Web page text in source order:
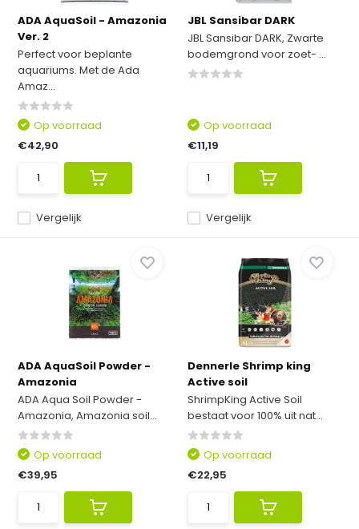
ADA AquaSoil - Amazonia
Ver. 2
Perfect voor beplante
aquariums. Met de Ada
Amaz...
Vergelijk
Op voorraad
€42,90
JBL Sansibar DARK
JBL Sansibar DARK, Zwarte
bodemgrond voor zoet- ...
Vergelijk
Op voorraad
€11,19
ADA AquaSoil Powder -
Amazonia
ADA Aqua Soil Powder -
Amazonia, Amazonia soil...
Op voorraad
€39,95
Dennerle Shrimp king
Active soil
ShrimpKing Active Soil
bestaat voor 100% uit nat...
Op voorraad
€22,95